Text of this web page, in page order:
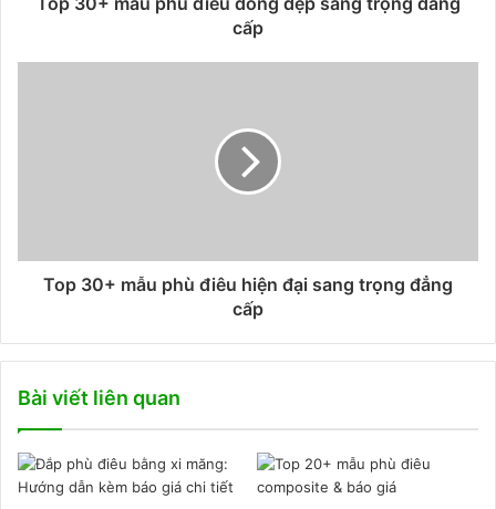
cấp
Top 30+ mẫu phù điêu hiện đại sang trọng đẳng
cấp
Bài viết liên quan